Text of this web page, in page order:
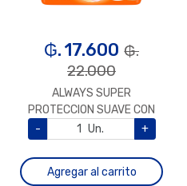
₲. 17.600 ₲.
22.000
ALWAYS SUPER
PROTECCION SUAVE CON
ALAS 16 UNIDADES
- Un. +
Agregar al carrito